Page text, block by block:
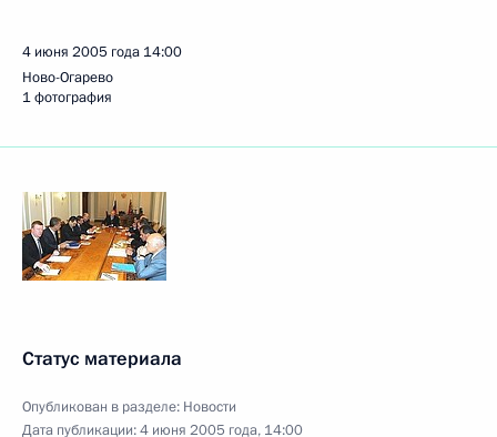
4 июня 2005 года 14:00
Ново-Огарево
1 фотография
Статус материала
Опубликован в разделе: Новости
Дата публикации:4 июня 2005 года, 14:00